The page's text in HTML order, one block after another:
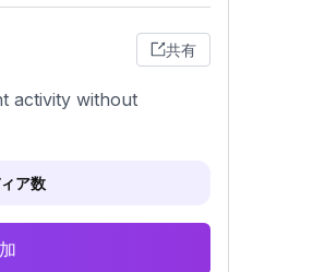
共有
activity without
ア数